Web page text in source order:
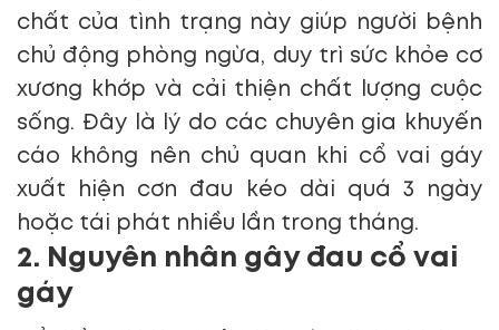
chất của tình trạng này giúp người bệnh
chủ động phòng ngừa, duy trì sức khỏe cơ
xương khớp và cải thiện chất lượng cuộc
sống. Đây là lý do các chuyên gia khuyến
cáo không nên chủ quan khi cổ vai gáy
xuất hiện cơn đau kéo dài quá 3 ngày
hoặc tái phát nhiều lần trong tháng.
2. Nguyên nhân gây đau cổ vai
gáy